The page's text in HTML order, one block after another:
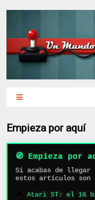
Empieza por aquí
🧭 Empieza por
Si acabas de
estos artículos son
🎮Atari ST: el 16